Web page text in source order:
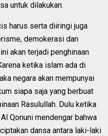
untuk dilakukan.
harus serta diiringi juga
demokerasi dan
akan terjadi penghinaan
ketika islam ada di
negara akan mempunyai
siapa saja yang berbuat
Rasulullah. Dulu ketika
Qonuni mendengar bahwa
dansa antara laki-laki